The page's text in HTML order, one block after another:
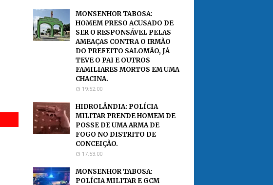
MONSENHOR TABOSA:
HOMEM PRESO ACUSADO DE
SER O RESPONSÁVEL PELAS
AMEAÇAS CONTRA O IRMÃO
DO PREFEITO SALOMÃO, JÁ
TEVE O PAI E OUTROS
FAMILIARES MORTOS EM UMA
CHACINA.
19:52:00
HIDROLÂNDIA: POLÍCIA
MILITAR PRENDE HOMEM DE
POSSE DE UMA ARMA DE
FOGO NO DISTRITO DE
CONCEIÇÃO.
17:53:00
MONSENHOR TABOSA:
POLÍCIA MILITAR E GCM